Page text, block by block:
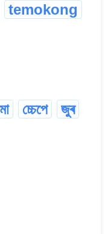
temokong
চ্চেপে জুৰ